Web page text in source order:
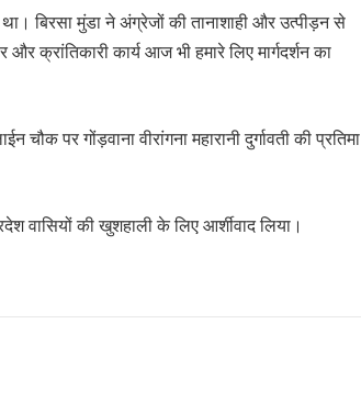
बिरसा मुंडा ने अंग्रेजों की तानाशाही और उत्पीड़न से
क्रांतिकारी कार्य आज भी हमारे लिए मार्गदर्शन का
पर गोंड़वाना वीरांगना महारानी दुर्गावती की प्रतिमा
वासियों की खुशहाली के लिए आर्शीवाद लिया।